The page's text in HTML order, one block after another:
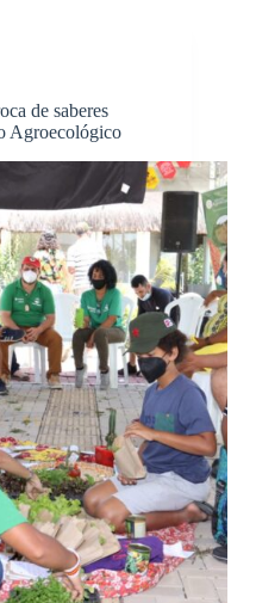
de saberes
Agroecológico